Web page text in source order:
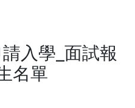
入學_面試報
名單